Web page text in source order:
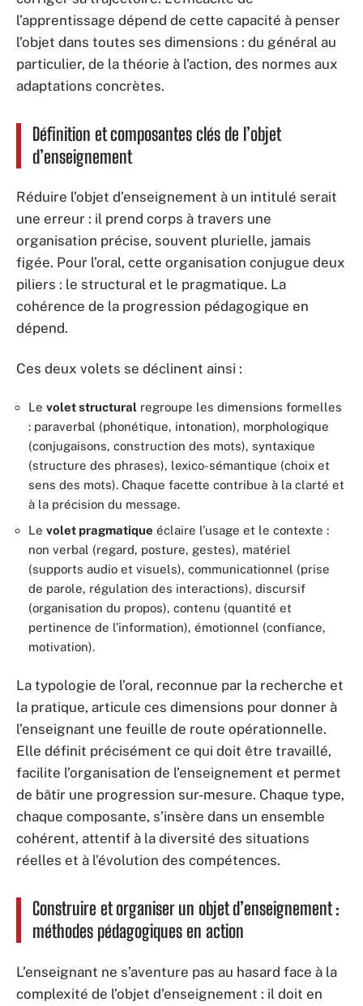
l’apprentissage dépend de cette capacité à penser
l’objet dans toutes ses dimensions : du général au
particulier, de la théorie à l’action, des normes aux
adaptations concrètes.
Définition et composantes clés de l’objet
d’enseignement
Réduire l’objet d’enseignement à un intitulé serait
une erreur : il prend corps à travers une
organisation précise, souvent plurielle, jamais
figée. Pour l’oral, cette organisation conjugue deux
piliers : le structural et le pragmatique. La
cohérence de la progression pédagogique en
dépend.
Ces deux volets se déclinent ainsi :
Le volet structural regroupe les dimensions formelles
: paraverbal (phonétique, intonation), morphologique
(conjugaisons, construction des mots), syntaxique
(structure des phrases), lexico-sémantique (choix et
sens des mots). Chaque facette contribue à la clarté et
à la précision du message.
Le volet pragmatique éclaire l’usage et le contexte :
non verbal (regard, posture, gestes), matériel
(supports audio et visuels), communicationnel (prise
de parole, régulation des interactions), discursif
(organisation du propos), contenu (quantité et
pertinence de l’information), émotionnel (confiance,
motivation).
La typologie de l’oral, reconnue par la recherche et
la pratique, articule ces dimensions pour donner à
l’enseignant une feuille de route opérationnelle.
Elle définit précisément ce qui doit être travaillé,
facilite l’organisation de l’enseignement et permet
de bâtir une progression sur-mesure. Chaque type,
chaque composante, s’insère dans un ensemble
cohérent, attentif à la diversité des situations
réelles et à l’évolution des compétences.
Construire et organiser un objet d’enseignement :
méthodes pédagogiques en action
L’enseignant ne s’aventure pas au hasard face à la
complexité de l’objet d’enseignement : il doit en